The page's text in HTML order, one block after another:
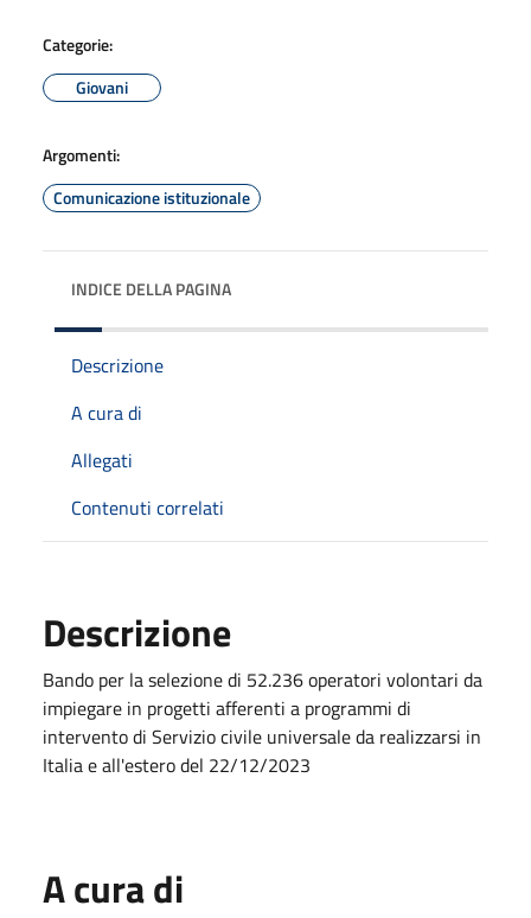
Categorie:
Giovani
Argomenti:
Comunicazione istituzionale
INDICE DELLA PAGINA
Descrizione
A cura di
Allegati
Contenuti correlati
Descrizione
Bando per la selezione di 52.236 operatori volontari da
impiegare in progetti afferenti a programmi di
intervento di Servizio civile universale da realizzarsi in
Italia e all'estero del 22/12/2023
A cura di